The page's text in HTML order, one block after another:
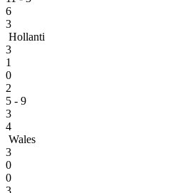
6
3
Hollanti
3
1
0
2
5 - 9
3
4
Wales
3
0
0